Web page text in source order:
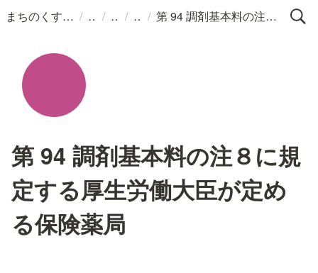
まちのくすりばこ / / / / 第 94 調剤基本料の注８に規定する厚生労働大臣が定める保険薬局
第 94 調剤基本料の注８に規
定する厚生労働大臣が定め
る保険薬局